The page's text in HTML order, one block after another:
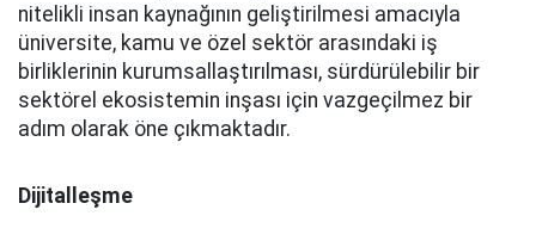
nitelikli insan kaynağının geliştirilmesi amacıyla
üniversite, kamu ve özel sektör arasındaki iş
birliklerinin kurumsallaştırılması, sürdürülebilir bir
sektörel ekosistemin inşası için vazgeçilmez bir
adım olarak öne çıkmaktadır.
Dijitalleşme